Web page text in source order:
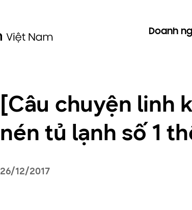
Doanh
[Câu chuyện linh
nén tủ lạnh số 1
26/12/2017